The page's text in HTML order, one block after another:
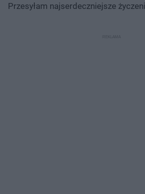
Przesyłam najserdeczniejsze